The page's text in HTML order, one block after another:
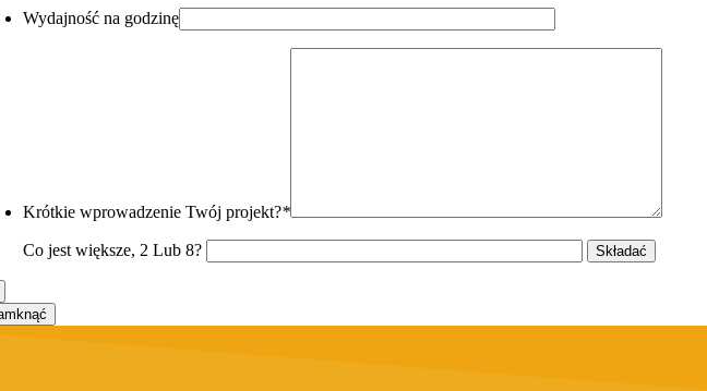
Wydajność na godzinę
Krótkie wprowadzenie Twój projekt?*
Co jest większe, 2 Lub 8?